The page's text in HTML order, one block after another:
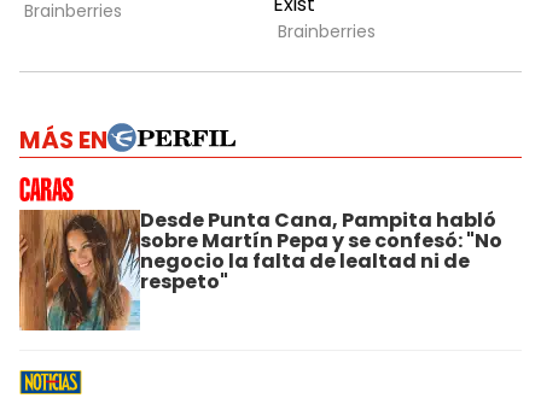
MÁS EN
Desde Punta Cana, Pampita habló
sobre Martín Pepa y se confesó: "No
negocio la falta de lealtad ni de
respeto"